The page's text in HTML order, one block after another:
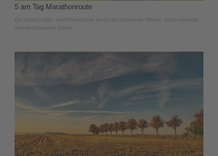
5 am Tag Marathonroute
Ein Landschafts- und Raderlebnis durch die Gemeinde Welver, durch reizvolle
und beschauliche Dörfer.